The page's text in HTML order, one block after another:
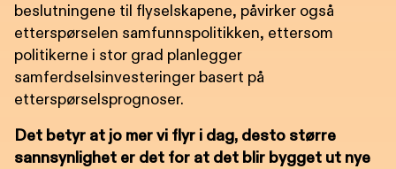
beslutningene til flyselskapene, påvirker også
etterspørselen samfunnspolitikken, ettersom
politikerne i stor grad planlegger
samferdselsinvesteringer basert på
etterspørselsprognoser.
Det betyr at jo mer vi flyr i dag, desto større
sannsynlighet er det for at det blir bygget ut nye